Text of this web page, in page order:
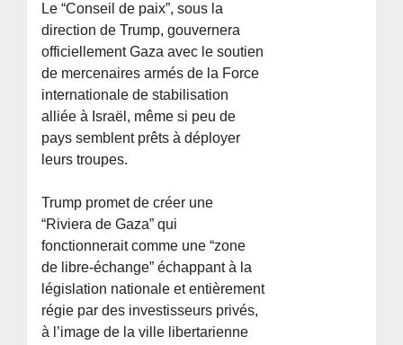
Le “Conseil de paix”, sous la
direction de Trump, gouvernera
officiellement Gaza avec le soutien
de mercenaires armés de la Force
internationale de stabilisation
alliée à Israël, même si peu de
pays semblent prêts à déployer
leurs troupes.
Trump promet de créer une
“Riviera de Gaza” qui
fonctionnerait comme une “zone
de libre-échange” échappant à la
législation nationale et entièrement
régie par des investisseurs privés,
à l’image de la ville libertarienne